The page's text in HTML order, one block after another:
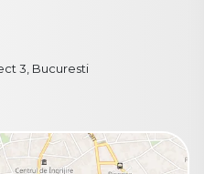
3, Bucuresti